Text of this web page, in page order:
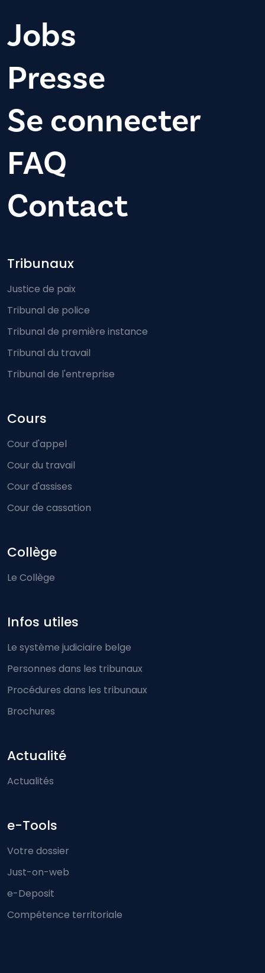
Jobs
Presse
Se connecter
FAQ
Contact
Footer-menu
Tribunaux
Justice de paix
Tribunal de police
Tribunal de première instance
Tribunal du travail
Tribunal de l'entreprise
Cours
Cour d'appel
Cour du travail
Cour d'assises
Cour de cassation
Collège
Le Collège
Infos utiles
Le système judiciaire belge
Personnes dans les tribunaux
Procédures dans les tribunaux
Brochures
Actualité
Actualités
e-Tools
Votre dossier
Just-on-web
e-Deposit
Compétence territoriale